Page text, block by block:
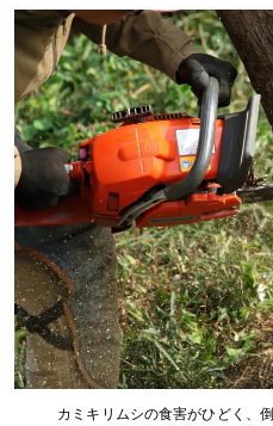
カミキリムシの食害がひどく、